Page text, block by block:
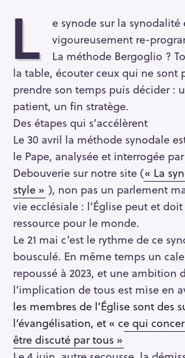
L
e synode sur la synodalité
vigoureusement re-
La méthode Bergoglio ?
la table, écouter ceux qui ne sont
prendre son temps puis décider :
patient, un fin stratège.
Des étapes qui s’accélèrent
Le 30 avril la méthode synodale
le Pape, analysée et interrogée
Debouverie sur notre site (« La
style » ), non pas un parlement
vie ecclésiale : l’Église peut et
ressource pour le monde.
Le 21 mai c’est le rythme de ce
bousculé. En même temps un
repoussé à 2023, et une ambition
l’implication de tous est mise en
les membres de l’Église sont des
l’évangélisation, et « ce qui
être discuté par tous »